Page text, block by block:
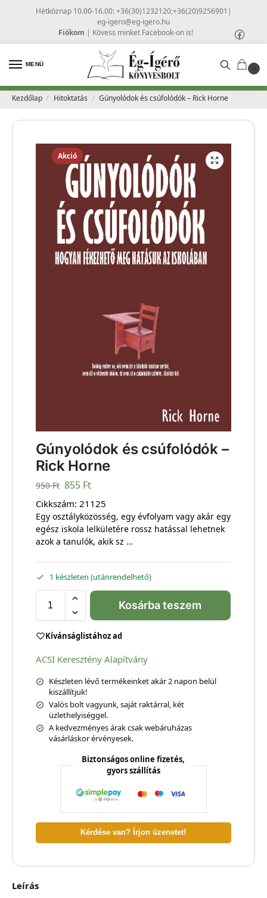
Hétköznap 10.00-16.00: +36(30)1232120;+36(20)9256901 |
eg-igero@eg-igero.hu
Fiókom | Kövess minket Facebook-on is!
MENÜ
0
Kezdőlap / Hitoktatás / Gúnyolódok és csúfolódók – Rick Horne
Akció
Gúnyolódok és csúfolódók –
Rick Horne
950Ft 855 Ft
Cikkszám: 21125
Egy osztályközösség, egy évfolyam vagy akár egy
egész iskola lelkületére rossz hatással lehetnek
azok a tanulók, akik sz …
1 készleten (utánrendelhető)
Kosárba teszem
Kívánságlistához ad
ACSI Keresztény Alapítvány
Készleten lévő termékeinket akár 2 napon belül
kiszállítjuk!
Valós bolt vagyunk, saját raktárral, két
üzlethelyiséggel.
A kedvezményes árak csak webáruházas
vásárláskor érvényesek.
Biztonságos online fizetés,
gyors szállítás
Kérdése van? Írjon üzenetet!
Leírás